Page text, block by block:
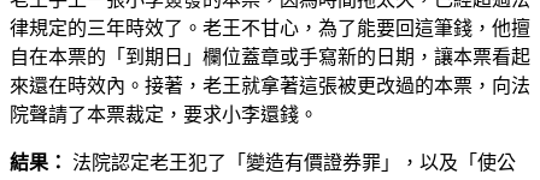
律規定的三年時效了。老王不甘心，為了能要回這筆錢，他擅
自在本票的「到期日」欄位蓋章或手寫新的日期，讓本票看起
來還在時效內。接著，老王就拿著這張被更改過的本票，向法
院聲請了本票裁定，要求小李還錢。
結果： 法院認定老王犯了「變造有價證券罪」，以及「使公